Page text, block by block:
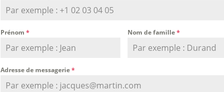
Prénom * Nom de famille*
Adresse de messagerie*